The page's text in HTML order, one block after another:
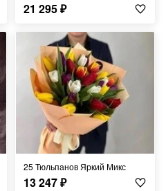
21 295₽
25 Тюльпанов Яркий Микс
13 247₽